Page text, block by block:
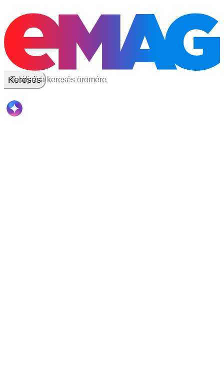
Keresés